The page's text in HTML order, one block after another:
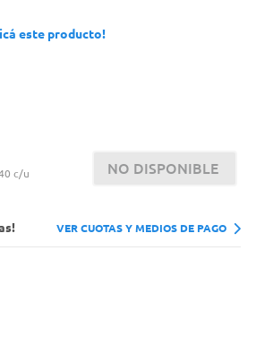
este producto!
c/u NO DISPONIBLE
VER CUOTAS Y MEDIOS DE PAGO